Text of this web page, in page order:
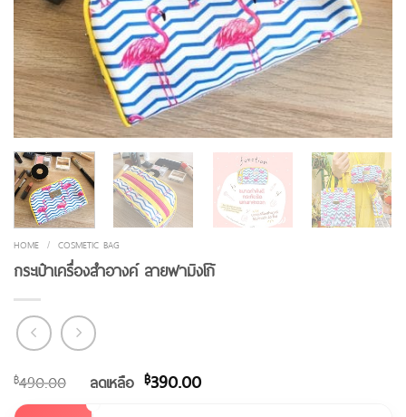
HOME / COSMETIC BAG
กระเป๋าเครื่องสำอางค์ ลายฟามิงโก้
฿490.00 ฿390.00